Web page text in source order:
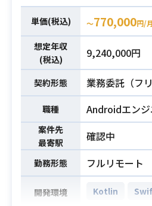
業務内容
下記の業務を
す。
・Swift（iOS
ォンアプリの
運用対応
・詳細設計書
よびテストフ
・PM、デザイ
ンジニア等の
滑な連携・コ
・チーム内に
ビューおよび
※詳細は面談
単価(税込) 〜770,000円/月
想定年収
(税込)
9,240,000円
契約形態 業務委託（フ
職種 Androidエン
案件先
最寄駅
確認中
勤務形態 フルリモート
開発環境 Kotlin